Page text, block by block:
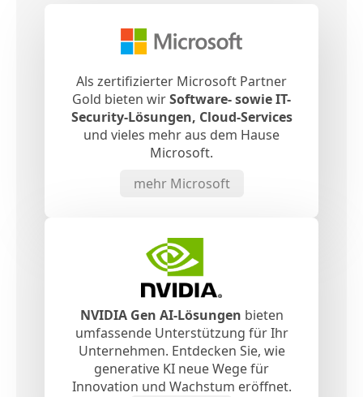
Als zertifizierter Microsoft Partner
Gold bieten wirSoftware- sowie IT-
Security-Lösungen, Cloud-Services
und vieles mehr aus dem Hause
Microsoft.
mehr Microsoft
NVIDIA Gen AI-Lösungen bieten
umfassende Unterstützung für Ihr
Unternehmen. Entdecken Sie, wie
generative KI neue Wege für
Innovation und Wachstum eröffnet.